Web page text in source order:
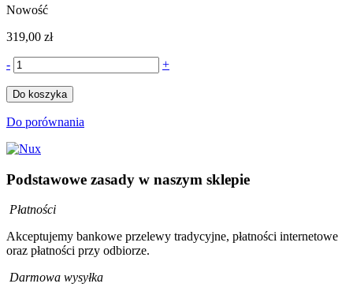
Nowość
319,00 zł
- +
Do koszyka
Do porównania
Podstawowe zasady w naszym sklepie
Płatności
Akceptujemy bankowe przelewy tradycyjne, płatności internetowe
oraz płatności przy odbiorze.
Darmowa wysyłka